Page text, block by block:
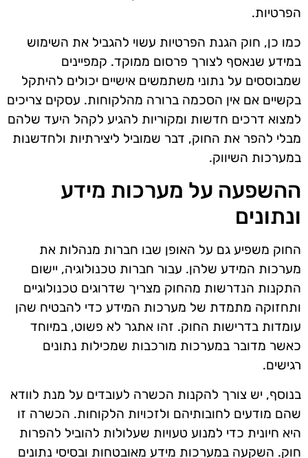
הפרטיות.
כמו כן, חוק הגנת הפרטיות עשוי להגביל את השימוש
במידע שנאסף לצורך פרסום ממוקד. קמפיינים
שמבוססים על נתוני משתמשים אישיים יכולים להיתקל
בקשיים אם אין הסכמה ברורה מהלקוחות. עסקים צריכים
למצוא דרכים חדשות ומקוריות להגיע לקהל היעד שלהם
מבלי להפר את החוק, דבר שמוביל ליצירתיות ולחדשנות
במערכות השיווק.
ההשפעה על מערכות מידע
ונתונים
החוק משפיע גם על האופן שבו חברות מנהלות את
מערכות המידע שלהן. עבור חברות טכנולוגיה, יישום
התקנות הנדרשות מהחוק מצריך שדרוגים טכנולוגיים
ותחזוקה מתמדת של מערכות המידע כדי להבטיח שהן
עומדות בדרישות החוק. זהו אתגר לא פשוט, במיוחד
כאשר מדובר במערכות מורכבות שמכילות נתונים
רגישים.
בנוסף, יש צורך להקנות הכשרה לעובדים על מנת לוודא
שהם מודעים לחובותיהם ולזכויות הלקוחות. הכשרה זו
היא חיונית כדי למנוע טעויות שעלולות להוביל להפרות
חוק. השקעה במערכות מידע מאובטחות ובסיסי נתונים